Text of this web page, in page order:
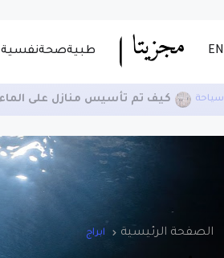
EN طبيةصحةنفسية
تنمية فوائد ممارسة الرياضة يوميا
الصفحة الرئيسية ابراج